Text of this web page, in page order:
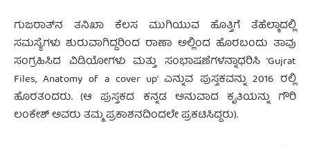
ಗುಜರಾತ್‍ನ ತನಿಖಾ ಕೆಲಸ ಮುಗಿಯುವ ಹೊತ್ತಿಗೆ ತೆಹೆಲ್ಕಾದಲ್ಲಿ
ಸಮಸ್ಯೆಗಳು ಶುರುವಾಗಿದ್ದರಿಂದ ರಾಣಾ ಅಲ್ಲಿಂದ ಹೊರಬಂದು ತಾವು
ಸಂಗ್ರಹಿಸಿದ ವಿಡಿಯೋಗಳು ಮತ್ತು ಸಂಭಾಷಣೆಗಳನ್ನಾಧರಿಸಿ ‘Gujrat
Files, Anatomy of a cover up’ ಎನ್ನುವ ಪುಸ್ತಕವನ್ನು 2016 ರಲ್ಲಿ
ಹೊರತಂದರು. (ಆ ಪುಸ್ತಕದ ಕನ್ನಡ ಅನುವಾದ ಕೃತಿಯನ್ನು ಗೌರಿ
ಲಂಕೇಶ್ ಅವರು ತಮ್ಮ ಪ್ರಕಾಶನದಿಂದಲೇ ಪ್ರಕಟಿಸಿದ್ದರು).